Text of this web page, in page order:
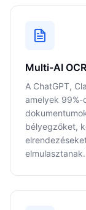
Multi-AI
A ChatGPT,
amelyek 99%-
bélyegzőket,
elmulasztanak.